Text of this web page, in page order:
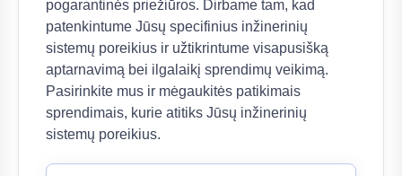
pogarantinės priežiūros. Dirbame tam, kad
patenkintume Jūsų specifinius inžinerinių
sistemų poreikius ir užtikrintume visapusišką
aptarnavimą bei ilgalaikį sprendimų veikimą.
Pasirinkite mus ir mėgaukitės patikimais
sprendimais, kurie atitiks Jūsų inžinerinių
sistemų poreikius.